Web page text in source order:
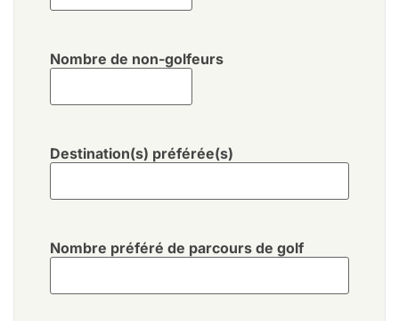
Nombre de non-golfeurs
Destination(s) préférée(s)
Nombre préféré de parcours de golf